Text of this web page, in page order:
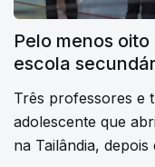
Pelo menos
escola
Três professores e
adolescente que
na Tailândia,